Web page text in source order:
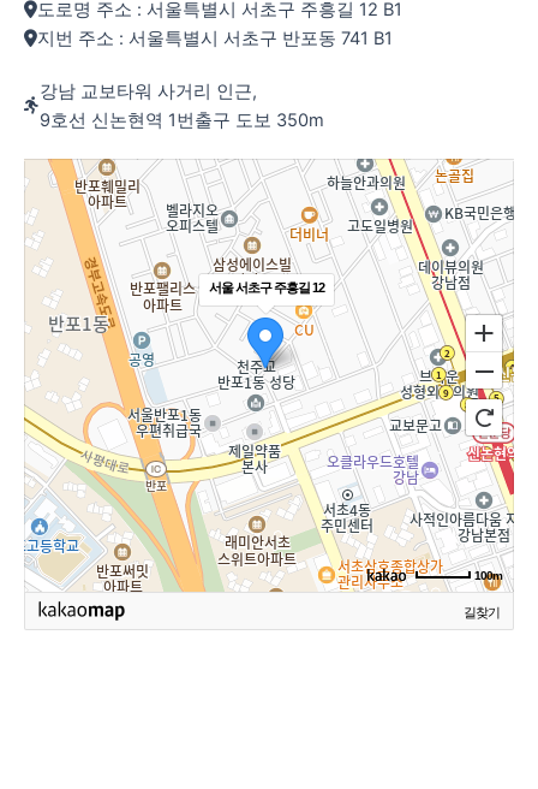
도로명 주소 : 서울특별시 서초구 주흥길 12 B1
지번 주소 : 서울특별시 서초구 반포동 741 B1
강남 교보타워 사거리 인근,
9호선 신논현역 1번출구 도보 350m
서울 서초구 주흥길 12
100m
길찾기